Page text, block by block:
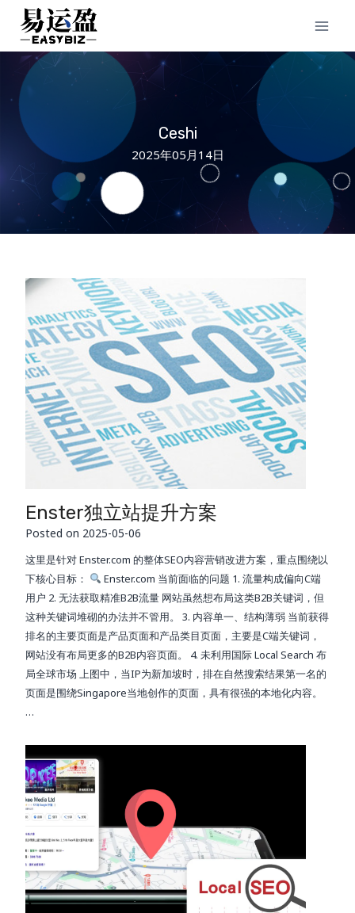
content
Ceshi
2025年05月14日
Enster独立站提升方案
Posted on 2025-05-06
这里是针对 Enster.com 的整体SEO内容营销改进方案，重点围绕以
下核心目标：
Enster.com 当前面临的问题 1. 流量构成偏向C端
用户 2. 无法获取精准B2B流量 网站虽然想布局这类B2B关键词，但
这种关键词堆砌的办法并不管用。 3. 内容单一、结构薄弱 当前获得
排名的主要页面是产品页面和产品类目页面，主要是C端关键词，
网站没有布局更多的B2B内容页面。 4. 未利用国际 Local Search 布
局全球市场 上图中，当IP为新加坡时，排在自然搜索结果第一名的
页面是围绕Singapore当地创作的页面，具有很强的本地化内容。
…